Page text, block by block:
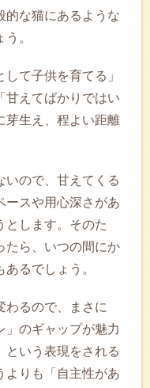
的な猫にあるような
。
て子供を育てる」
甘えてばかりではい
芽生え、程よい距離
いので、甘えてくる
ースや用心深さがあ
とします。そのた
たら、いつの間にか
るでしょう。
わるので、まさに
」のギャップが魅力
という表現をされる
よりも「自主性があ